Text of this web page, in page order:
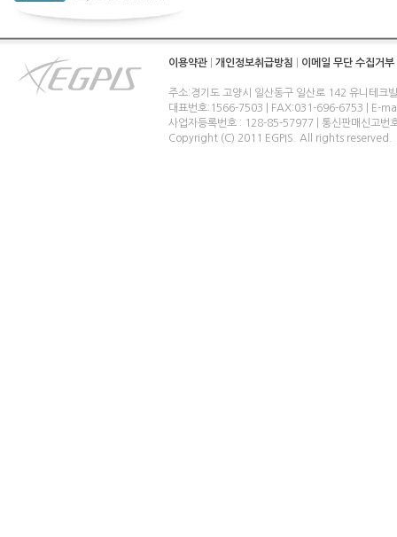
이용약관 개인정보취급방침 이메일 무단 수집거부
주소:경기도 고양시 일산동구 일산로 142 유니테크
대표번호:1566-7503 | FAX:031-696-6753 | E-
사업자등록번호 : 128-85-57977 | 통신판매신고번
Copyright (C) 2011 EGPIS. All rights reserved.